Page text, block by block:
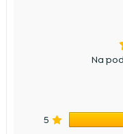
Na
5